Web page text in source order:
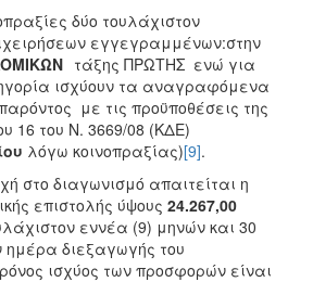
δύο τουλάχιστον
εγγεγραμμένων:στην
τάξης ΠΡΩΤΗΣ ενώ για
ισχύουν τα αναγραφόμενα
με τις προϋποθέσεις της
16 του Ν. 3669/08 (ΚΔΕ)
λόγω κοινοπραξίας)[9].
στο διαγωνισμό απαιτείται η
επιστολής ύψους 24.267,00
εννέα (9) μηνών και 30
διεξαγωγής του
ισχύος των προσφορών είναι